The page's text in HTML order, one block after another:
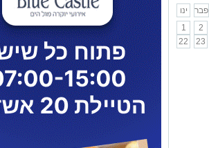
ינו
פבר
1
2
22
23